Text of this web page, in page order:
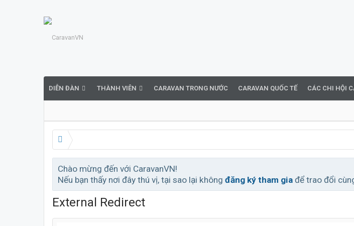
DIỄN ĐÀN THÀNH VIÊN CARAVAN TRONG NƯỚC CARAVAN QUỐC TẾ CÁC CHI HỘI
Chào mừng đến với CaravanVN!
Nếu bạn thấy nơi đây thú vị, tại sao lại không đăng ký tham gia để trao đổi
External Redirect